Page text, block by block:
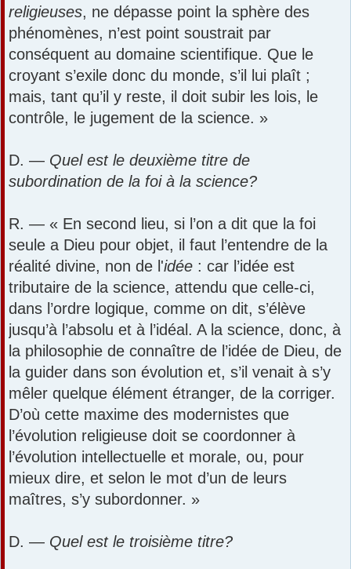
religieuses, ne dépasse point la sphère des
phénomènes, n’est point soustrait par
conséquent au domaine scientifique. Que le
croyant s’exile donc du monde, s’il lui plaît ;
mais, tant qu’il y reste, il doit subir les lois, le
contrôle, le jugement de la science. »
D. — Quel est le deuxième titre de
subordination de la foi à la science?
R. — « En second lieu, si l’on a dit que la foi
seule a Dieu pour objet, il faut l’entendre de la
réalité divine, non de l'idée : car l’idée est
tributaire de la science, attendu que celle-ci,
dans l’ordre logique, comme on dit, s’élève
jusqu’à l’absolu et à l’idéal. A la science, donc, à
la philosophie de connaître de l’idée de Dieu, de
la guider dans son évolution et, s’il venait à s’y
mêler quelque élément étranger, de la corriger.
D’où cette maxime des modernistes que
l’évolution religieuse doit se coordonner à
l’évolution intellectuelle et morale, ou, pour
mieux dire, et selon le mot d’un de leurs
maîtres, s’y subordonner. »
D. — Quel est le troisième titre?